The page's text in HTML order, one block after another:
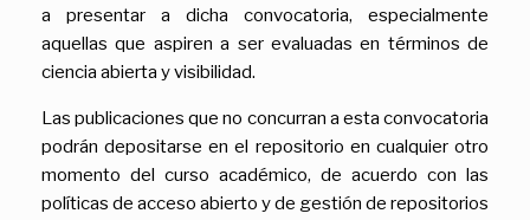
a presentar a dicha convocatoria, especialmente
aquellas que aspiren a ser evaluadas en términos de
ciencia abierta y visibilidad.
Las publicaciones que no concurran a esta convocatoria
podrán depositarse en el repositorio en cualquier otro
momento del curso académico, de acuerdo con las
políticas de acceso abierto y de gestión de repositorios